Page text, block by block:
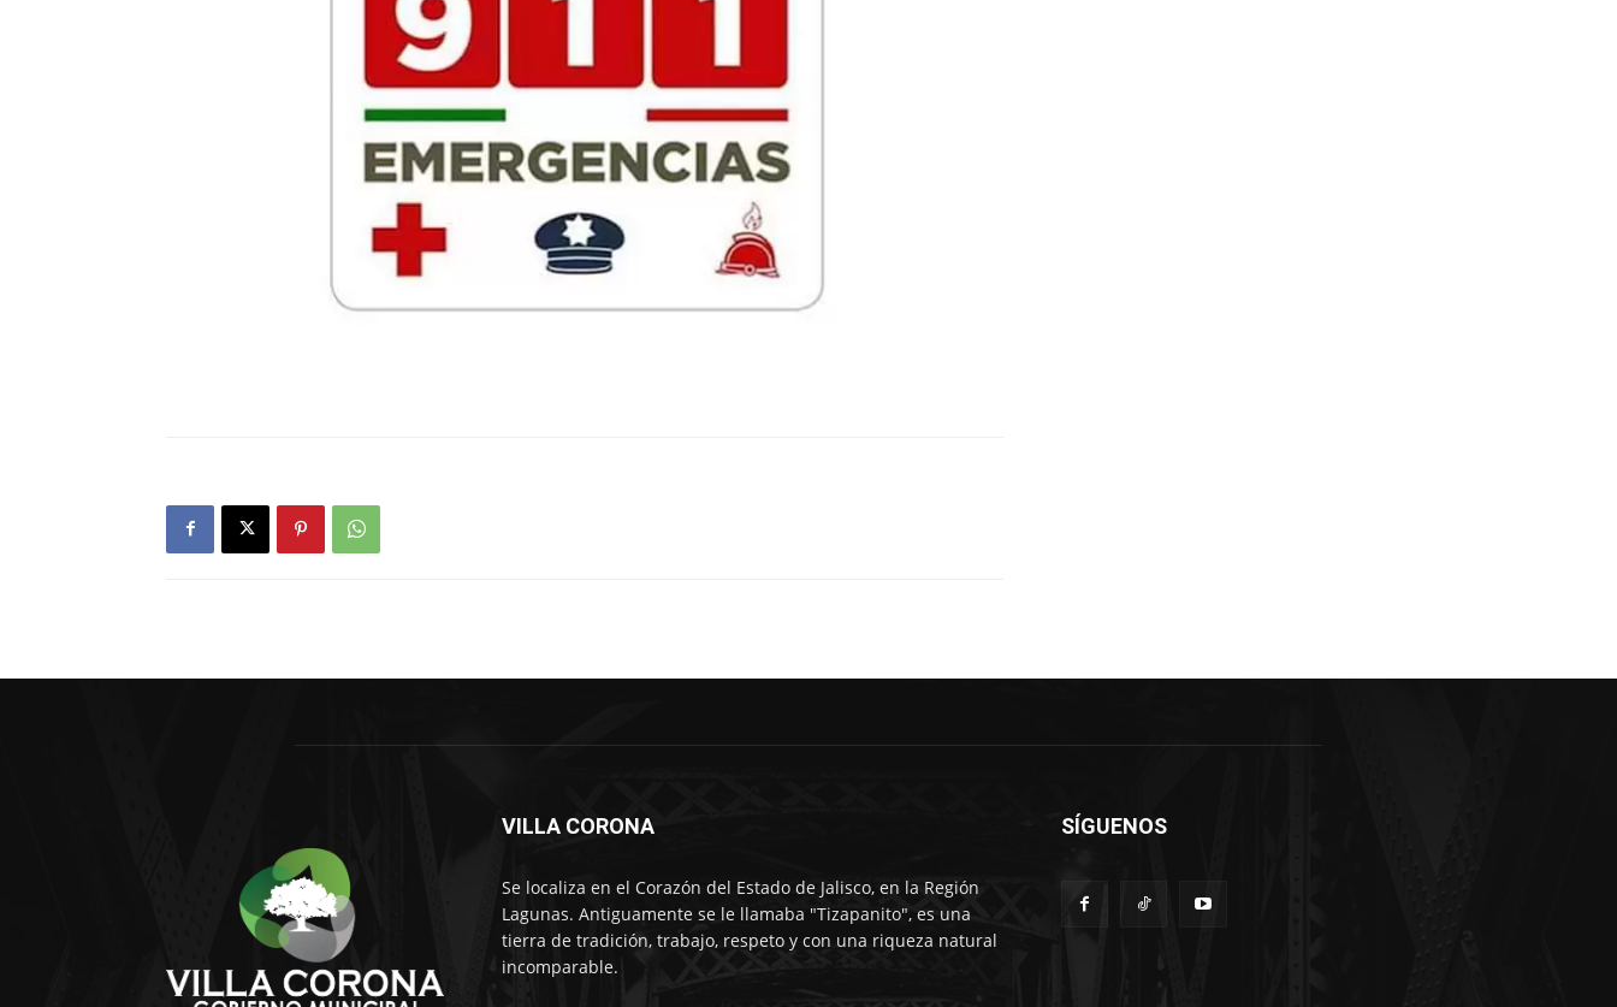
VILLA CORONA
Se localiza en el Corazón del Estado de Jalisco, en la Región
Lagunas. Antiguamente se le llamaba "Tizapanito", es una
tierra de tradición, trabajo, respeto y con una riqueza natural
incomparable.
SÍGUENOS